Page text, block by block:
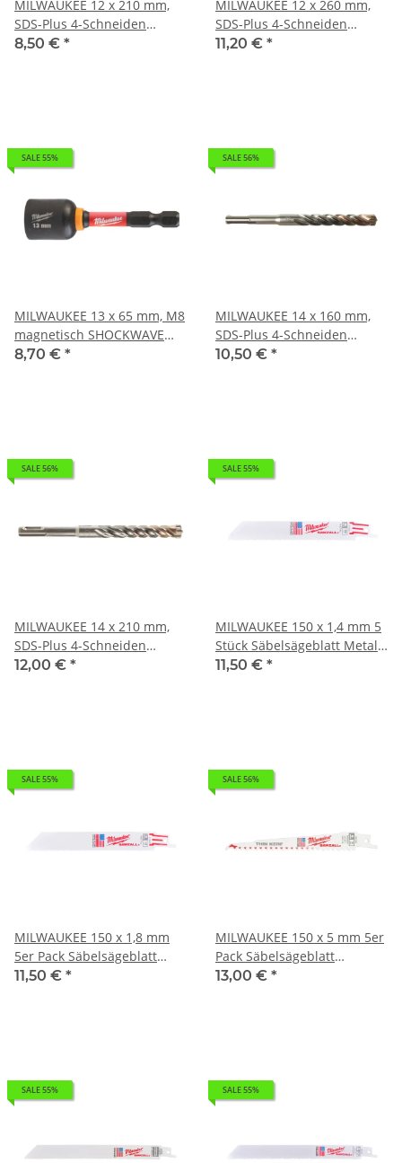
MILWAUKEE 12 x 210 mm,
SDS-Plus 4-Schneiden
Hammerbohrer MX4 SDS-
8,50 € *
MILWAUKEE 12 x 260 mm,
SDS-Plus 4-Schneiden
Hammerbohrer MX4 SDS-
11,20 € *
SALE 55%
MILWAUKEE 13 x 65 mm, M8
magnetisch SHOCKWAVE
Steckschlüssel 1/4 I 0,043kg
8,70 € *
SALE 56%
MILWAUKEE 14 x 160 mm,
SDS-Plus 4-Schneiden
Hammerbohrer MX4 SDS-
10,50 € *
SALE 56%
MILWAUKEE 14 x 210 mm,
SDS-Plus 4-Schneiden
Hammerbohrer MX4 SDS-
12,00 € *
SALE 55%
MILWAUKEE 150 x 1,4 mm 5
Stück Säbelsägeblatt Metall
I 0,102kg 48005184
11,50 € *
SALE 55%
MILWAUKEE 150 x 1,8 mm
5er Pack Säbelsägeblatt
Metall I 0,102kg 48005182
11,50 € *
SALE 56%
MILWAUKEE 150 x 5 mm 5er
Pack Säbelsägeblatt
Demontage Universal I 0,1kg
13,00 € *
SALE 55% SALE 55%